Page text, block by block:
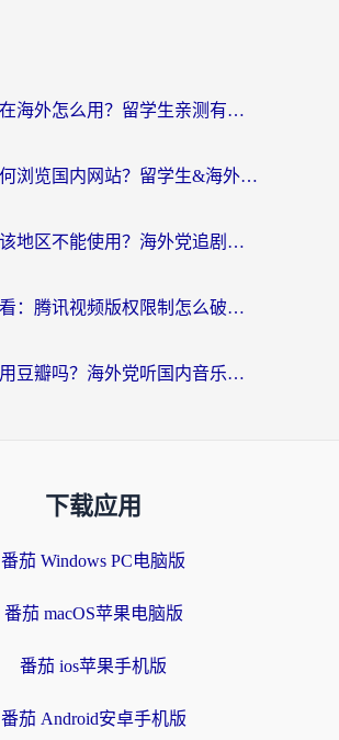
腾讯视频在海外怎么用？留学生亲测有效的回国加速器攻略
在国外如何浏览国内网站？留学生&海外华人的无缝访问指南
人人视频该地区不能使用？海外党追剧看片的终极解决方案来了
海外党必看：腾讯视频版权限制怎么破？3步让你轻松追剧
国外可以用豆瓣吗？海外党听国内音乐听书的实用指南
下载应用
番茄 Windows PC电脑版
番茄 macOS苹果电脑版
番茄 ios苹果手机版
番茄 Android安卓手机版